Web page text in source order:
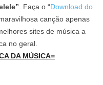
. Faça o “Download do
canção apenas
sites de música a
no geral.
DA MÚSICA=